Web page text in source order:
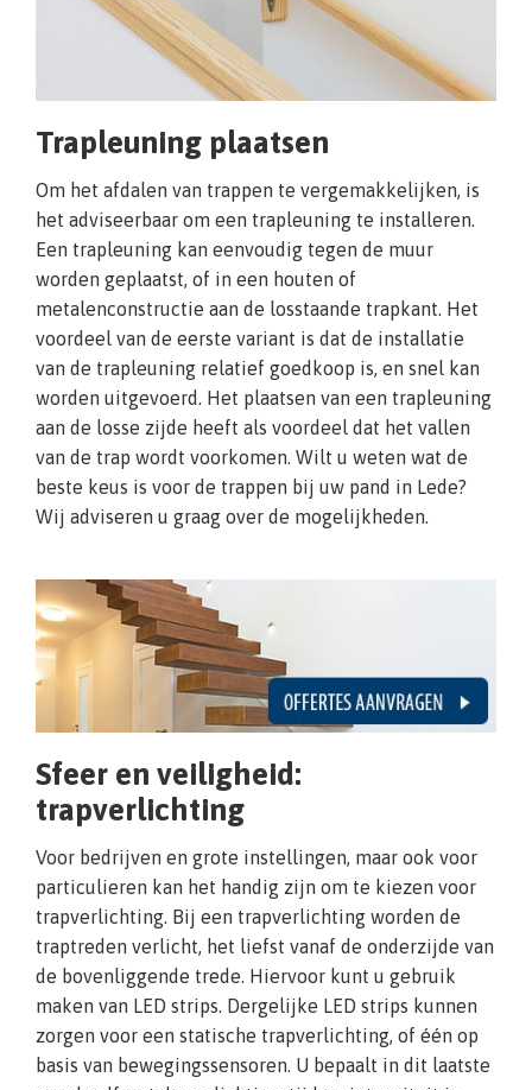
Trapleuning plaatsen
Om het afdalen van trappen te vergemakkelijken, is
het adviseerbaar om een trapleuning te installeren.
Een trapleuning kan eenvoudig tegen de muur
worden geplaatst, of in een houten of
metalenconstructie aan de losstaande trapkant. Het
voordeel van de eerste variant is dat de installatie
van de trapleuning relatief goedkoop is, en snel kan
worden uitgevoerd. Het plaatsen van een trapleuning
aan de losse zijde heeft als voordeel dat het vallen
van de trap wordt voorkomen. Wilt u weten wat de
beste keus is voor de trappen bij uw pand in Lede?
Wij adviseren u graag over de mogelijkheden.
Sfeer en veiligheid:
trapverlichting
Voor bedrijven en grote instellingen, maar ook voor
particulieren kan het handig zijn om te kiezen voor
trapverlichting. Bij een trapverlichting worden de
traptreden verlicht, het liefst vanaf de onderzijde van
de bovenliggende trede. Hiervoor kunt u gebruik
maken van LED strips. Dergelijke LED strips kunnen
zorgen voor een statische trapverlichting, of één op
basis van bewegingssensoren. U bepaalt in dit laatste